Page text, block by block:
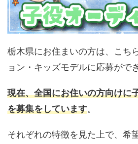
栃木県にお住まいの方は、こち
ョン・キッズモデルに応募がで
現在、全国にお住いの方向けに
を募集をしています。
それぞれの特徴を見た上で、希